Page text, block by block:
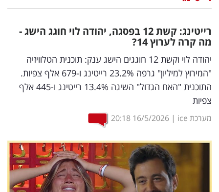
דיגיטל
וטק
שיווק
ופרסום
משפט
מדדים
ומחקרים
רייטינג: קשת 12 בפסגה, יהודה לוי חוגג הישג -
מה קרה לערוץ 14?
יהודה לוי וקשת 12 חוגגים הישג ענק: תוכנית הטלוויזיה
"המירוץ למיליון" גרפה 23.2% רייטינג ו-679 אלף צפיות.
התוכנית "האח הגדול" השיגה 13.4% רייטינג ו-445 אלף
צפיות
מערכת ice |
16/5/2026
20:18